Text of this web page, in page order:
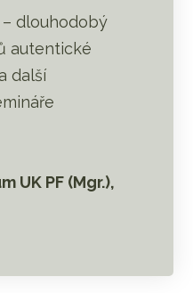
– dlouhodobý
autentické
další
UK PF (Mgr.),